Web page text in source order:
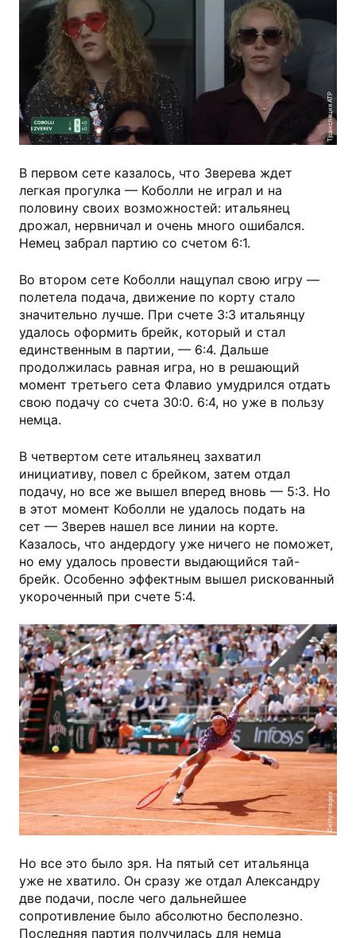
Трансляция ATP
В первом сете казалось, что Зверева ждет
легкая прогулка — Коболли не играл и на
половину своих возможностей: итальянец
дрожал, нервничал и очень много ошибался.
Немец забрал партию со счетом 6:1.
Во втором сете Коболли нащупал свою игру —
полетела подача, движение по корту стало
значительно лучше. При счете 3:3 итальянцу
удалось оформить брейк, который и стал
единственным в партии, — 6:4. Дальше
продолжилась равная игра, но в решающий
момент третьего сета Флавио умудрился отдать
свою подачу со счета 30:0. 6:4, но уже в пользу
немца.
В четвертом сете итальянец захватил
инициативу, повел с брейком, затем отдал
подачу, но все же вышел вперед вновь — 5:3. Но
в этот момент Коболли не удалось подать на
сет — Зверев нашел все линии на корте.
Казалось, что андердогу уже ничего не поможет,
но ему удалось провести выдающийся тай-
брейк. Особенно эффектным вышел рискованный
укороченный при счете 5:4.
Getty Images
Но все это было зря. На пятый сет итальянца
уже не хватило. Он сразу же отдал Александру
две подачи, после чего дальнейшее
сопротивление было абсолютно бесполезно.
Последняя партия получилась для немца